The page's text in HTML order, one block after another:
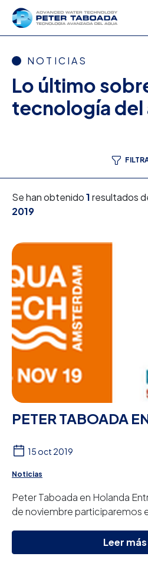
NOTICIAS
Lo último
tecnología del
Se han obtenido1resultados
2019
PETER TABOADA
15 oct 2019
Noticias
Peter Taboada en Holanda
de noviembre participaremos
Leer más